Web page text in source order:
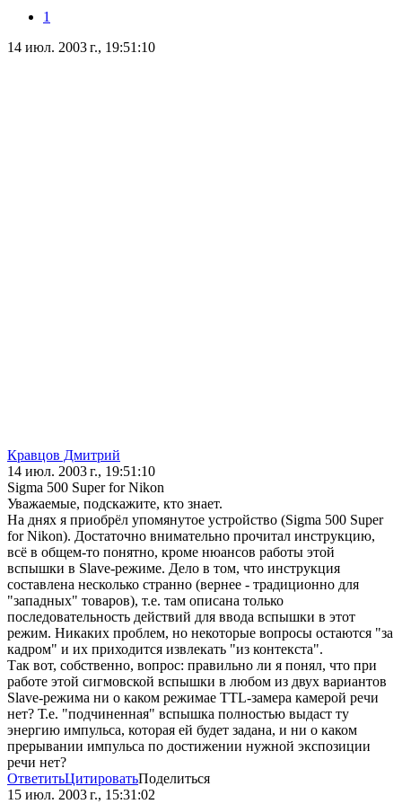
1
14 июл. 2003 г., 19:51:10
Кравцов Дмитрий
14 июл. 2003 г., 19:51:10
Sigma 500 Super for Nikon
Уважаемые, подскажите, кто знает.
На днях я приобрёл упомянутое устройство (Sigma 500 Super
for Nikon). Достаточно внимательно прочитал инструкцию,
всё в общем-то понятно, кроме нюансов работы этой
вспышки в Slave-режиме. Дело в том, что инструкция
составлена несколько странно (вернее - традиционно для
"западных" товаров), т.е. там описана только
последовательность действий для ввода вспышки в этот
режим. Никаких проблем, но некоторые вопросы остаются "за
кадром" и их приходится извлекать "из контекста".
Так вот, собственно, вопрос: правильно ли я понял, что при
работе этой сигмовской вспышки в любом из двух вариантов
Slave-режима ни о каком режимае TTL-замера камерой речи
нет? Т.е. "подчиненная" вспышка полностью выдаст ту
энергию импульса, которая ей будет задана, и ни о каком
прерывании импульса по достижении нужной экспозиции
речи нет?
ОтветитьЦитироватьПоделиться
15 июл. 2003 г., 15:31:02